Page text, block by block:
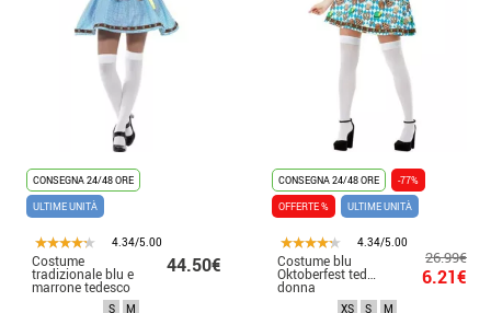
CONSEGNA 24/48 ORE
ULTIME UNITÀ
4.34/5.00
Costume
tradizionale blu e
marrone tedesco
per una donna
44.50€
S M
CONSEGNA 24/48 ORE
-77%
OFFERTE %
ULTIME UNITÀ
4.34/5.00
Costume blu
Oktoberfest tedesco per
donna
26.99€
6.21€
XS S M